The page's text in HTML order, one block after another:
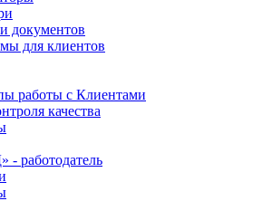
документов
для клиентов
работы с Клиентами
качества
работодатель